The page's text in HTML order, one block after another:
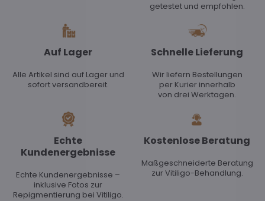
getestet und empfohlen.
Auf Lager
Alle Artikel sind auf Lager und
sofort versandbereit.
Schnelle Lieferung
Wir liefern Bestellungen
per Kurier innerhalb
von drei Werktagen.
Echte
Kundenergebnisse
Echte Kundenergebnisse –
inklusive Fotos zur
Repigmentierung bei Vitiligo.
Kostenlose Beratung
Maßgeschneiderte Beratung
zur Vitiligo-Behandlung.